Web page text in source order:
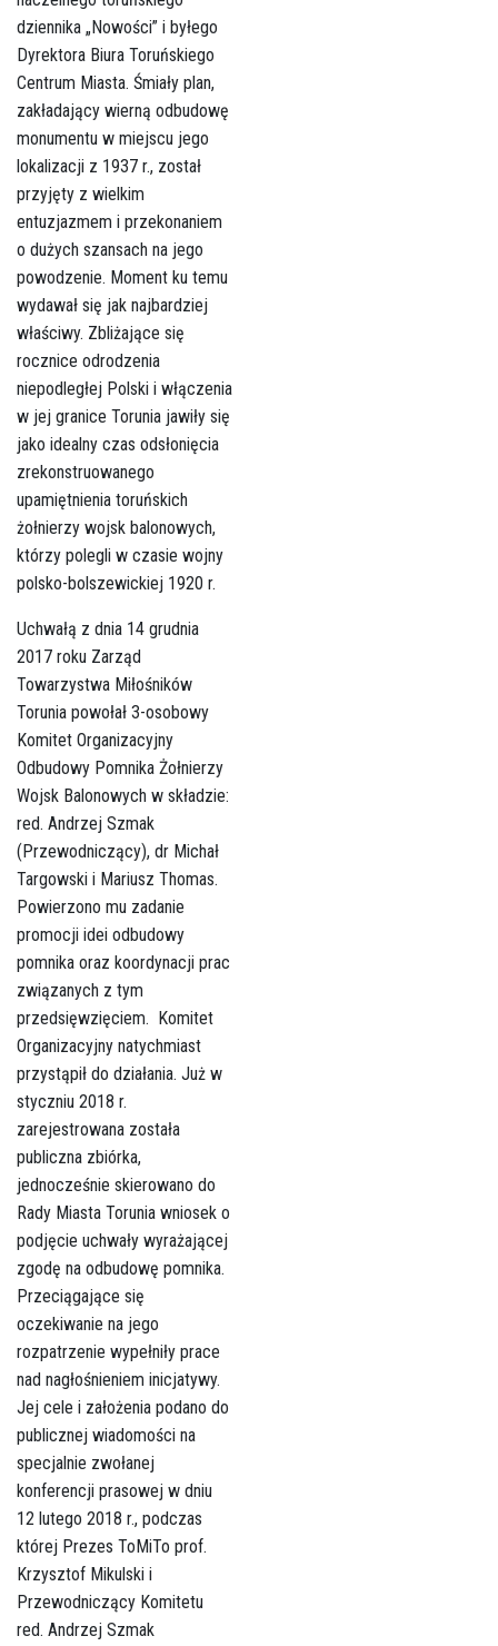
dziennika „Nowości” i byłego
Dyrektora Biura Toruńskiego
Centrum Miasta. Śmiały plan,
zakładający wierną odbudowę
monumentu w miejscu jego
lokalizacji z 1937 r., został
przyjęty z wielkim
entuzjazmem i przekonaniem
o dużych szansach na jego
powodzenie. Moment ku temu
wydawał się jak najbardziej
właściwy. Zbliżające się
rocznice odrodzenia
niepodległej Polski i włączenia
w jej granice Torunia jawiły się
jako idealny czas odsłonięcia
zrekonstruowanego
upamiętnienia toruńskich
żołnierzy wojsk balonowych,
którzy polegli w czasie wojny
polsko-bolszewickiej 1920 r.
Uchwałą z dnia 14 grudnia
2017 roku Zarząd
Towarzystwa Miłośników
Torunia powołał 3-osobowy
Komitet Organizacyjny
Odbudowy Pomnika Żołnierzy
Wojsk Balonowych w składzie:
red. Andrzej Szmak
(Przewodniczący), dr Michał
Targowski i Mariusz Thomas.
Powierzono mu zadanie
promocji idei odbudowy
pomnika oraz koordynacji prac
związanych z tym
przedsięwzięciem. Komitet
Organizacyjny natychmiast
przystąpił do działania. Już w
styczniu 2018 r.
zarejestrowana została
publiczna zbiórka,
jednocześnie skierowano do
Rady Miasta Torunia wniosek o
podjęcie uchwały wyrażającej
zgodę na odbudowę pomnika.
Przeciągające się
oczekiwanie na jego
rozpatrzenie wypełniły prace
nad nagłośnieniem inicjatywy.
Jej cele i założenia podano do
publicznej wiadomości na
specjalnie zwołanej
konferencji prasowej w dniu
12 lutego 2018 r., podczas
której Prezes ToMiTo prof.
Krzysztof Mikulski i
Przewodniczący Komitetu
red. Andrzej Szmak